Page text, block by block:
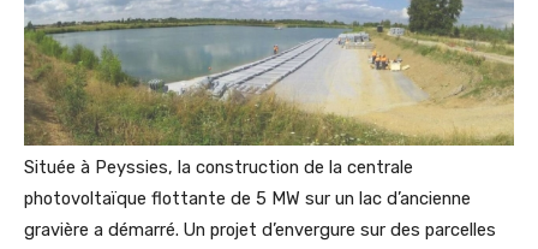
Située à Peyssies, la construction de la centrale
photovoltaïque flottante de 5 MW sur un lac d’ancienne
gravière a démarré. Un projet d’envergure sur des parcelles